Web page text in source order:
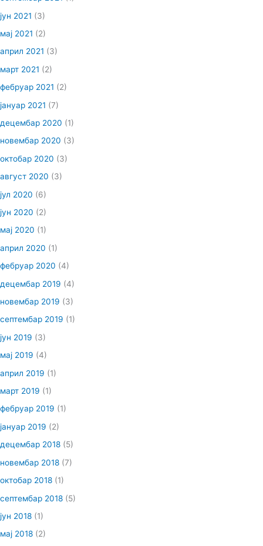
јун 2021 (3)
мај 2021 (2)
април 2021 (3)
март 2021 (2)
фебруар 2021 (2)
јануар 2021 (7)
децембар 2020 (1)
новембар 2020 (3)
октобар 2020 (3)
август 2020 (3)
јул 2020 (6)
јун 2020 (2)
мај 2020 (1)
април 2020 (1)
фебруар 2020 (4)
децембар 2019 (4)
новембар 2019 (3)
септембар 2019 (1)
јун 2019 (3)
мај 2019 (4)
април 2019 (1)
март 2019 (1)
фебруар 2019 (1)
јануар 2019 (2)
децембар 2018 (5)
новембар 2018 (7)
октобар 2018 (1)
септембар 2018 (5)
јун 2018 (1)
мај 2018 (2)